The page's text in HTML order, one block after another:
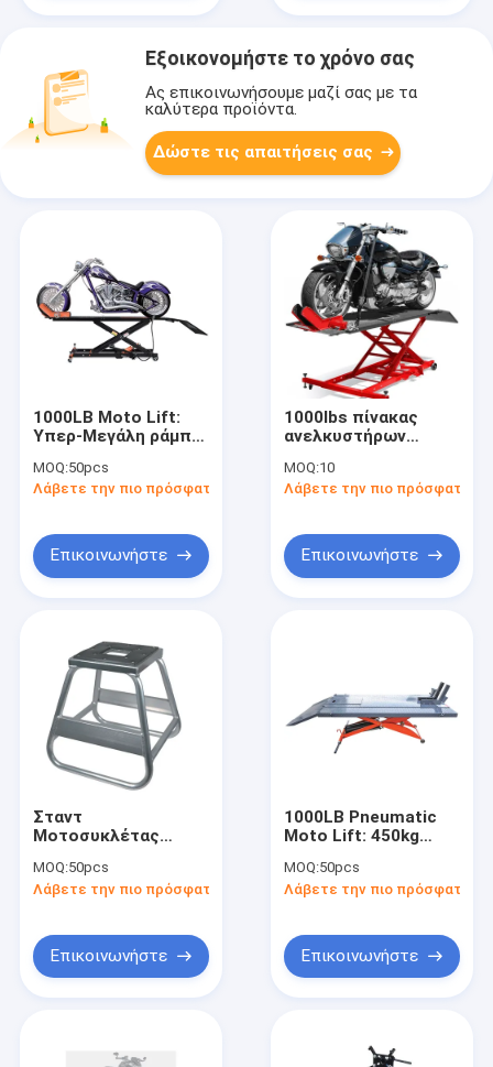
Προϊόντα
Εξοικονομήστε το χρόνο σας
Ας επικοινωνήσουμε μαζί σας με τα
καλύτερα προϊόντα.
Δώστε τις απαιτήσεις σας
1000LB Moto Lift:
Υπερ-Μεγάλη ράμπα,
για επισκευή/Κλαμπ/
Αγώνας/Μεταβολή
MOQ:50pcs
Λάβετε την πιο πρόσφατη τιμή
Επικοινωνήστε
1000lbs πίνακας
ανελκυστήρων
MOQ:10
Λάβετε την πιο πρόσφατη
Επικοινωνήστε
Σταντ
Μοτοσυκλέτας
Κορυφή με Οπή
Λαδιού για 500cc+/
MOQ:50pcs
Λάβετε την πιο πρόσφατη τιμή
Επικοινωνήστε
1000LB Pneumatic
Moto Lift: 450kg
επεκτάσιμες πλάκες
για καταστήματα /
MOQ:50pcs
Λάβετε την πιο πρόσφατη
Επικοινωνήστε